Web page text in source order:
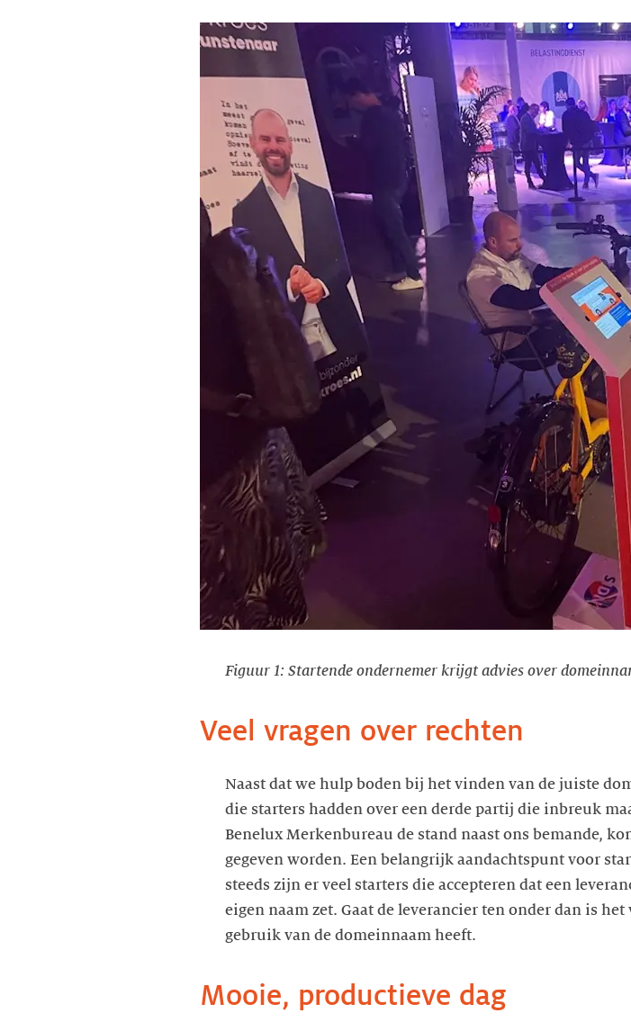
Figuur 1: Startende ondernemer krijgt advies over
Veel vragen over rechten
Naast dat we hulp boden bij het vinden van de juiste
die starters hadden over een derde partij die inbreuk
Benelux Merkenbureau de stand naast ons bemande,
gegeven worden. Een belangrijk aandachtspunt voor
steeds zijn er veel starters die accepteren dat een
eigen naam zet. Gaat de leverancier ten onder dan is
gebruik van de domeinnaam heeft.
Mooie, productieve dag